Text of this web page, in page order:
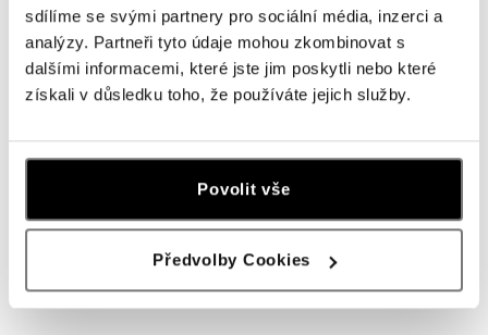
sdílíme se svými partnery pro sociální média, inzerci a
analýzy. Partneři tyto údaje mohou zkombinovat s
dalšími informacemi, které jste jim poskytli nebo které
získali v důsledku toho, že používáte jejich služby.
Povolit vše
Předvolby Cookies
Pátek
10:00 - 21:00
Sobota
09:00 - 21:00
Neděle
09:00 - 21:00
Luxusní butik v Olympia Brno.